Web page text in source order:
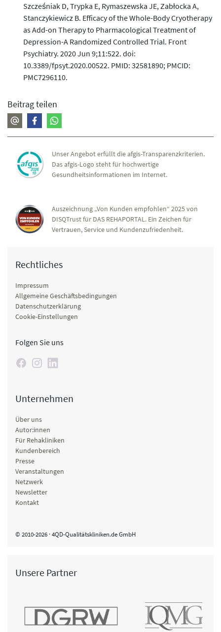
Szcześniak D, Trypka E, Rymaszewska JE, Zabłocka A,
Stanczykiewicz B. Efficacy of the Whole-Body Cryotherapy
as Add-on Therapy to Pharmacological Treatment of
Depression-A Randomized Controlled Trial. Front
Psychiatry. 2020 Jun 9;11:522. doi:
10.3389/fpsyt.2020.00522. PMID: 32581890; PMCID:
PMC7296110.
Beitrag teilen
Unser Angebot erfüllt die afgis-Transparenzkriterien.
Das afgis-Logo steht für hochwertige
Gesundheitsinformationen im Internet.
Auszeichnung „Von Kunden empfohlen“ 2025 von
DISQTrust für DAS REHAPORTAL. Ein Zeichen für
Vertrauen, Service und Kundenzufriedenheit.
Rechtliches
Impressum
Allgemeine Geschäftsbedingungen
Datenschutzerklärung
Cookie-Einstellungen
Folgen Sie uns
Unternehmen
Über uns
Autor:innen
Für Rehakliniken
Kundenbereich
Presse
Veranstaltungen
Netzwerk
Newsletter
Kontakt
© 2010-2026 · 4QD-Qualitätskliniken.de GmbH
Unsere Partner